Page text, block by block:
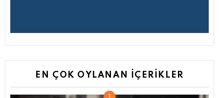
EN ÇOK OYLANAN İÇERIKLER